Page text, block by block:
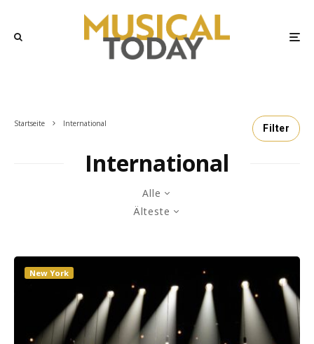
Startseite International Filter
International
Alle
Älteste
New York